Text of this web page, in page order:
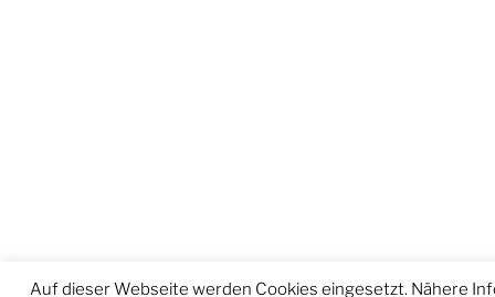
Auf dieser Webseite werden Cookies eingesetzt. Nähere